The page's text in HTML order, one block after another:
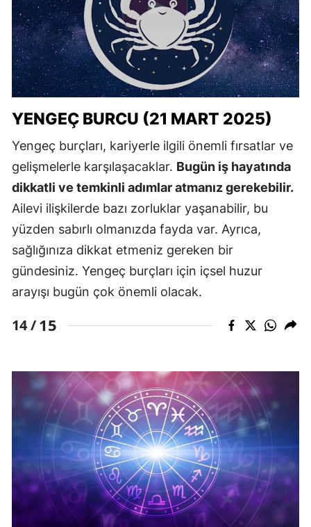
YENGEÇ BURCU (21 MART 2025)
Yengeç burçları, kariyerle ilgili önemli fırsatlar ve
gelişmelerle karşılaşacaklar. Bugün iş hayatında
dikkatli ve temkinli adımlar atmanız gerekebilir.
Ailevi ilişkilerde bazı zorluklar yaşanabilir, bu
yüzden sabırlı olmanızda fayda var. Ayrıca,
sağlığınıza dikkat etmeniz gereken bir
gündesiniz. Yengeç burçları için içsel huzur
arayışı bugün çok önemli olacak.
14 /15